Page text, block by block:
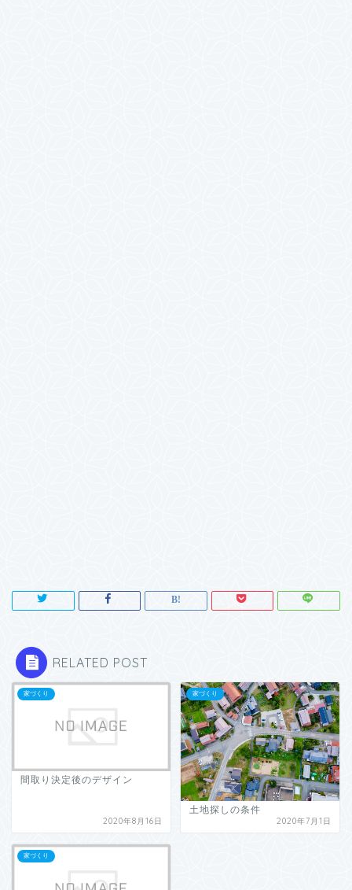
RELATED POST
家づくり
間取り決定後のデザイン
2020年8月16日
家づくり
土地探しの条件
2020年7月1日
家づくり